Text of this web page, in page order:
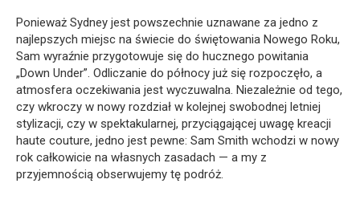
Ponieważ Sydney jest powszechnie uznawane za jedno z
najlepszych miejsc na świecie do świętowania Nowego Roku,
Sam wyraźnie przygotowuje się do hucznego powitania
„Down Under”. Odliczanie do północy już się rozpoczęło, a
atmosfera oczekiwania jest wyczuwalna. Niezależnie od tego,
czy wkroczy w nowy rozdział w kolejnej swobodnej letniej
stylizacji, czy w spektakularnej, przyciągającej uwagę kreacji
haute couture, jedno jest pewne: Sam Smith wchodzi w nowy
rok całkowicie na własnych zasadach — a my z
przyjemnością obserwujemy tę podróż.